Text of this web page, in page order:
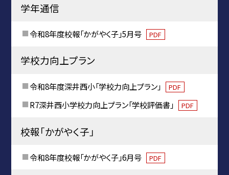
学年通信
令和8年度校報「かがやく子」5月号 PDF
学校力向上プラン
令和8年度深井西小「学校力向上プラン」 PDF
R7深井西小学校力向上プラン「学校評価書」 PDF
校報「かがやく子」
令和8年度校報「かがやく子」6月号 PDF